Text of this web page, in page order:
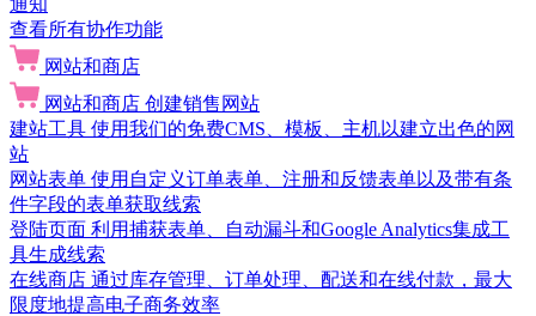
通知
查看所有协作功能
网站和商店
网站和商店 创建销售网站
建站工具 使用我们的免费CMS、模板、主机以建立出色的网
站
网站表单 使用自定义订单表单、注册和反馈表单以及带有条
件字段的表单获取线索
登陆页面 利用捕获表单、自动漏斗和Google Analytics集成工
具生成线索
在线商店 通过库存管理、订单处理、配送和在线付款，最大
限度地提高电子商务效率